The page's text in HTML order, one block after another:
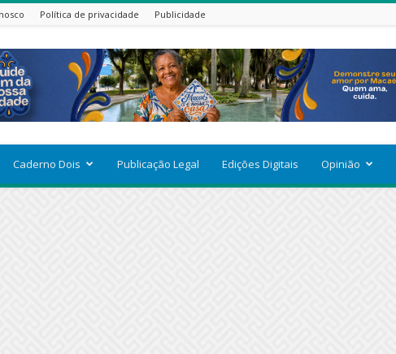
Política de privacidade Publicidade
Caderno Dois Publicação Legal Edições Digitais Opinião